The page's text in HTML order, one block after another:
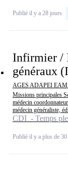
Publié il y a 28 jours
Infirmier /
généraux
AGES ADAPEI
Missions principales
médecin
médecin généraliste,
CDI - Temps
Publié il y a plus de